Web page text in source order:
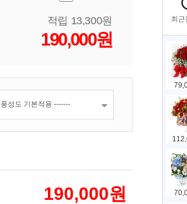
적립 13,300원
190,000원
190,000원